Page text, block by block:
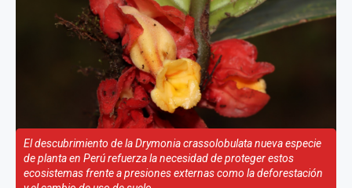
El descubrimiento de la Drymonia crassolobulata nueva especie
de planta en Perú refuerza la necesidad de proteger estos
ecosistemas frente a presiones externas como la deforestación